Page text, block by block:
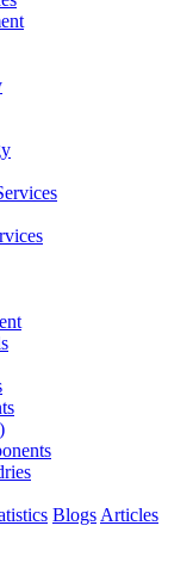
Blogs Articles